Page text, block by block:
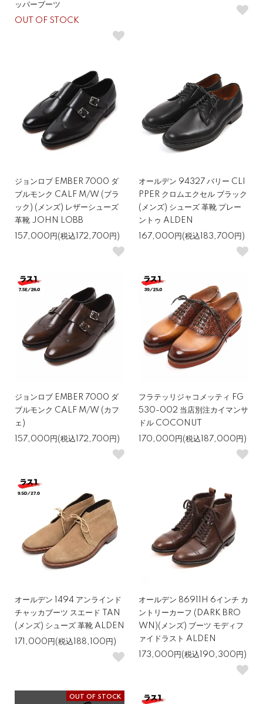
ッパーブーツ
OUT OF STOCK
ジョンロブ EMBER 7000 ダ
ブルモンク CALF M/W (ブラ
ック) (メンズ) レザーシューズ
革靴 JOHN LOBB
157,000円(税込172,700円)
オールデン 94327 バリー CLI
PPER クロムエクセル ブラック
(メンズ) シューズ 革靴 プレー
ントゥ ALDEN
167,000円(税込183,700円)
ジョンロブ EMBER 7000 ダ
ブルモンク CALF M/W (カフ
ェ)
157,000円(税込172,700円)
フラテッリジャコメッティ FG
530-002 当店別注カイマンサ
ドル COCONUT
170,000円(税込187,000円)
オールデン 1494 アンラインド
チャッカブーツ スエード TAN
(メンズ) シューズ 革靴 ALDEN
171,000円(税込188,100円)
オールデン 86911H 6インチ カ
ントリーカーフ (DARK BRO
WN)(メンズ) ブーツ モディフ
ァイドラスト ALDEN
173,000円(税込190,300円)
OUT OF STOCK